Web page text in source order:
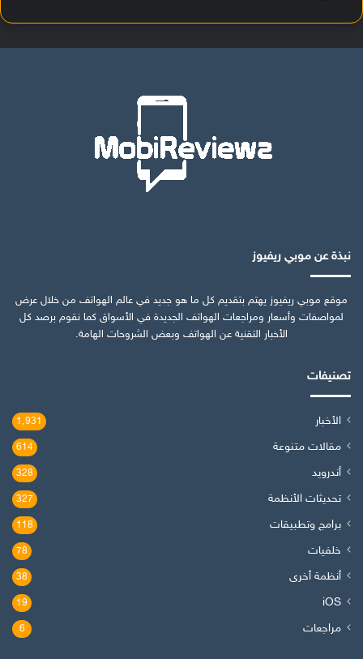
نبذة عن موبي ريفيوز
موقع موبي ريفيوز يهتم بتقديم كل ما هو جديد في عالم الهواتف من خلال عرض
لمواصفات وأسعار ومراجعات الهواتف الجديدة في الأسواق كما نقوم برصد كل
الأخبار التقنية عن الهواتف وبعض الشروحات الهامة.
تصنيفات
الأخبار 1٬931
مقالات متنوعة 614
أندرويد 328
تحديثات الأنظمة 327
برامج وتطبيقات 118
خلفيات 78
أنظمة أخرى 38
iOS
19
مراجعات 6